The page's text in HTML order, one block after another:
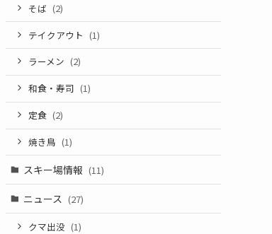
そば (2)
テイクアウト (1)
ラーメン (2)
和食・寿司 (1)
定食 (2)
焼き鳥 (1)
スキー場情報 (11)
ニュース (27)
クマ出没 (1)